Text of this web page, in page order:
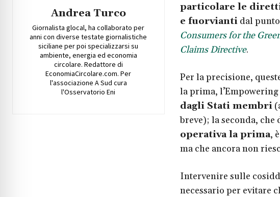
Andrea Turco
Giornalista glocal, ha collaborato per
anni con diverse testate giornalistiche
siciliane per poi specializzarsi su
ambiente, energia ed economia
circolare. Redattore di
EconomiaCircolare.com. Per
l'associazione A Sud cura
l'Osservatorio Eni
particolare le
e fuorviantidal
Consumers for the
Claims Directive.
Per la precisione,
la prima,
dagli Stati membri
breve); la seconda, che
operativa la prima,
ma che ancora non
Intervenire sulle
necessario per evitare